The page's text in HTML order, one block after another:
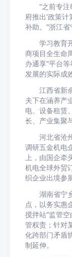
“之前专注
府推出‘政策
补助。”浙江
学习教育开
商项目全生命
办通享”平台
发展的实际成
江西省新余
夫下在涵养产
电、设备租赁
长、产业集聚
河北省沧州
调研五金机电
上，由国企
机电全球外贸
织企业出境参
湖南省宁乡
点，以务实惠
搅拌站”监管
管权责；针对
化跨部门矛盾
制延伸。